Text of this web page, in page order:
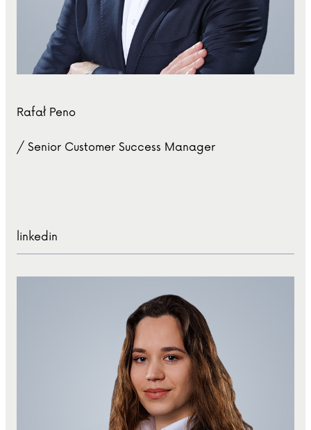
Rafał Peno
/ Senior Customer Success Manager
linkedin